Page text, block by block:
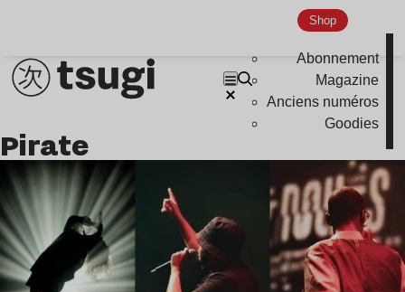
Shop
Abonnement
Magazine
Anciens numéros
Goodies
Pirate